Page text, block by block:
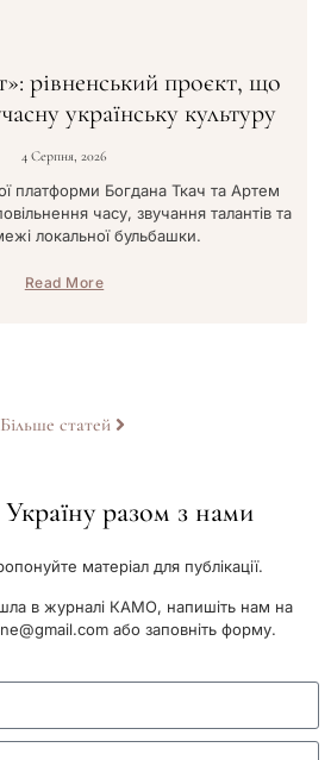
рівненський проєкт, що
українську культуру
4 Серпня, 2026
платформи Богдана Ткач та Артем
часу, звучання талантів та
локальної бульбашки.
Read More
Більше статей
разом з нами
матеріал для публікації.
в журналі КАМО, напишіть нам на
або заповніть форму.